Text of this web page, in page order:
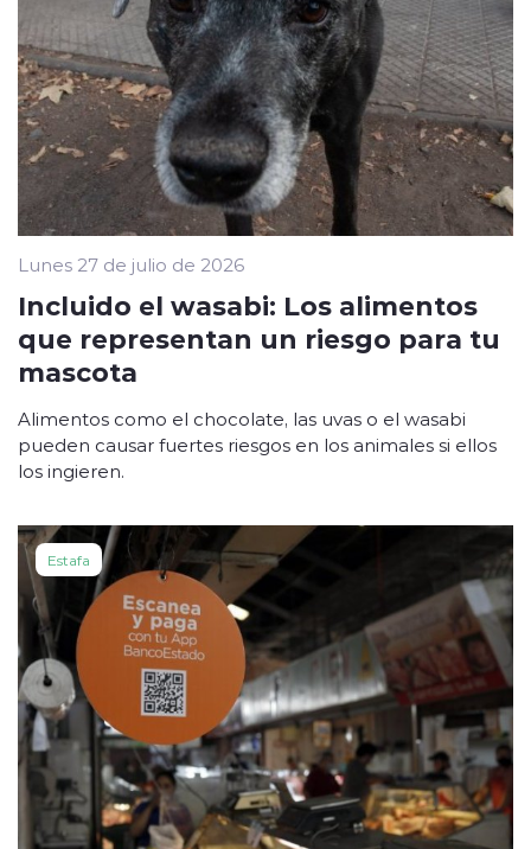
Lunes 27 de julio de 2026
Incluido el wasabi: Los alimentos
que representan un riesgo para tu
mascota
Alimentos como el chocolate, las uvas o el wasabi
pueden causar fuertes riesgos en los animales si ellos
los ingieren.
Estafa